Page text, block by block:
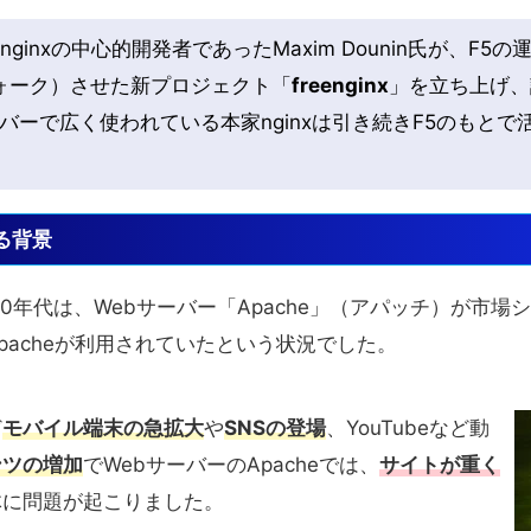
の中心的開発者であったMaxim Dounin氏が、F5の
ク）させた新プロジェクト「 freenginx 」を立ち上げ
ーで広く使われている本家nginxは引き続きF5のもとで
背景
代は、Webサーバー「Apache」（アパッチ）が市場
が利用されていたという状況でした。
モバイル端末の急拡大やSNSの登場、YouTubeなど動
の増加でWebサーバーのApacheでは、 サイトが重く
問題が起こりました。